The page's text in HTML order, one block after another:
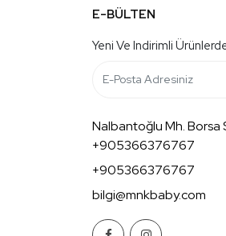
E-BÜLTEN
Yeni Ve Indirimli
Nalbantoğlu Mh. Borsa
+905366376767
+905366376767
bilgi@mnkbaby.com